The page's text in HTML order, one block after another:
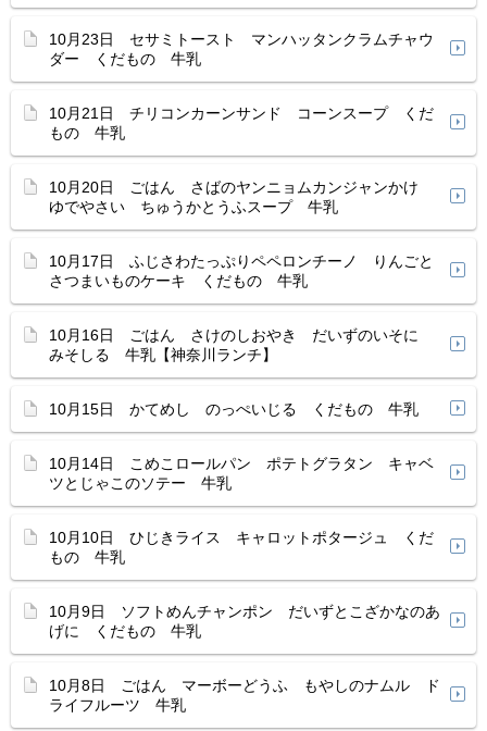
10月23日 セサミトースト マンハッタンクラムチャウ
ダー くだもの 牛乳
10月21日 チリコンカーンサンド コーンスープ くだ
もの 牛乳
10月20日 ごはん さばのヤンニョムカンジャンかけ
ゆでやさい ちゅうかとうふスープ 牛乳
10月17日 ふじさわたっぷりペペロンチーノ りんごと
さつまいものケーキ くだもの 牛乳
10月16日 ごはん さけのしおやき だいずのいそに
みそしる 牛乳【神奈川ランチ】
10月15日 かてめし のっぺいじる くだもの 牛乳
10月14日 こめこロールパン ポテトグラタン キャベ
ツとじゃこのソテー 牛乳
10月10日 ひじきライス キャロットポタージュ くだ
もの 牛乳
10月9日 ソフトめんチャンポン だいずとこざかなのあ
げに くだもの 牛乳
10月8日 ごはん マーボーどうふ もやしのナムル ド
ライフルーツ 牛乳